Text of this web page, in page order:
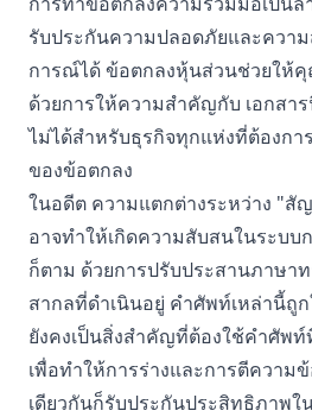
รับประกันความปลอดภัยและควา
การณ์ได้ ข้อตกลงหุ้นส่วนช่วยให้
ด้วยการให้ความสำคัญกับ เอกสา
ไม่ได้สำหรับธุรกิจทุกแห่งที่ต้องก
ของข้อตกลง
ในอดีต ความแตกต่างระหว่าง "
อาจทำให้เกิดความสับสนในระบบ
ก็ตาม ด้วยการปรับประสานภาษา
สากลที่ดำเนินอยู่ คำศัพท์เหล่านี้
ยังคงเป็นสิ่งสำคัญที่ต้องใช้คำศัพ
เพื่อทำให้การร่างและการตีความ
เดียวกันก็รับประกันประสิทธิภาพ